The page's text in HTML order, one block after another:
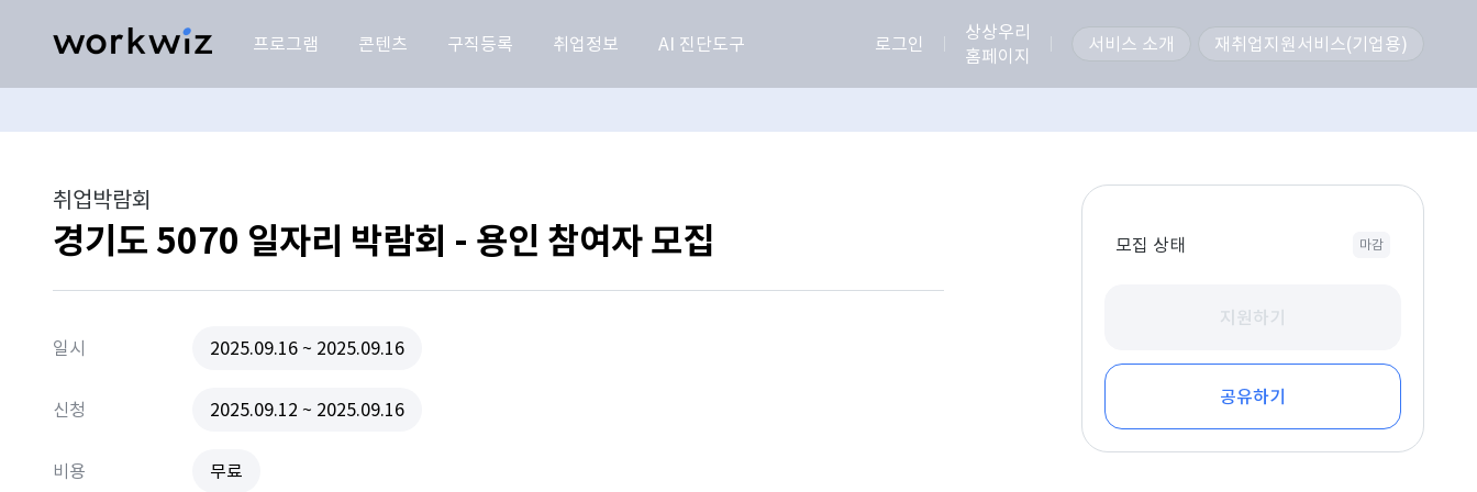
프로그램 콘텐츠 구직등록 취업정보 AI 진단도구 로그인
상상우리
홈페이지
서비스 소개 재취업지원서비스(기업용)
취업박람회
경기도 5070 일자리 박람회 - 용인 참여자 모집
일시 2025.09.16 ~ 2025.09.16
신청 2025.09.12 ~ 2025.09.16
비용 무료
모집 상태 마감
지원하기
공유하기